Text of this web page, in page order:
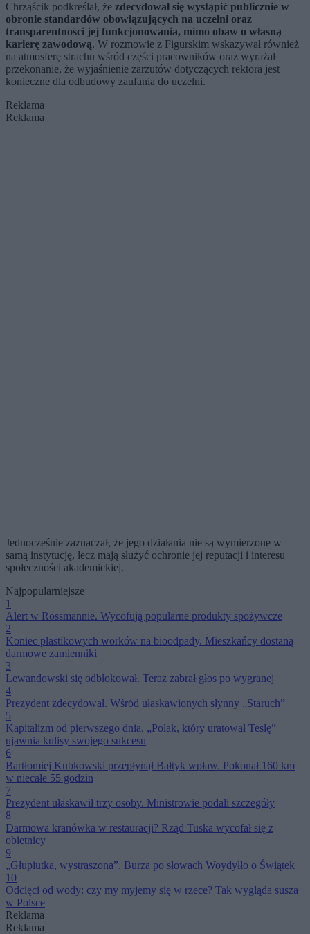
Chrząścik podkreślał, że zdecydował się wystąpić publicznie w
obronie standardów obowiązujących na uczelni oraz
transparentności jej funkcjonowania, mimo obaw o własną
karierę zawodową. W rozmowie z Figurskim wskazywał również
na atmosferę strachu wśród części pracowników oraz wyrażał
przekonanie, że wyjaśnienie zarzutów dotyczących rektora jest
konieczne dla odbudowy zaufania do uczelni.
Reklama
Reklama
Jednocześnie zaznaczał, że jego działania nie są wymierzone w
samą instytucję, lecz mają służyć ochronie jej reputacji i interesu
społeczności akademickiej.
Najpopularniejsze
1
Alert w Rossmannie. Wycofują popularne produkty spożywcze
2
Koniec plastikowych worków na bioodpady. Mieszkańcy dostaną
darmowe zamienniki
3
Lewandowski się odblokował. Teraz zabrał głos po wygranej
4
Prezydent zdecydował. Wśród ułaskawionych słynny „Staruch”
5
Kapitalizm od pierwszego dnia. „Polak, który uratował Teslę”
ujawnia kulisy swojego sukcesu
6
Bartłomiej Kubkowski przepłynął Bałtyk wpław. Pokonał 160 km
w niecałe 55 godzin
7
Prezydent ułaskawił trzy osoby. Ministrowie podali szczegóły
8
Darmowa kranówka w restauracji? Rząd Tuska wycofał się z
obietnicy
9
„Głupiutka, wystraszona”. Burza po słowach Woydyłło o Świątek
10
Odcięci od wody: czy my myjemy się w rzece? Tak wygląda susza
w Polsce
Reklama
Reklama